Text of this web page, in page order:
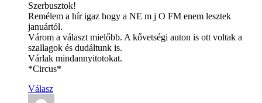
Szerbusztok!
Remélem a hír igaz hogy a NE m j O FM enem lesztek
januártól.
Várom a választ mielőbb. A kővetségi auton is ott voltak a
szallagok és dudáltunk is.
Várlak mindannyitotokat.
*Circus*
Válasz